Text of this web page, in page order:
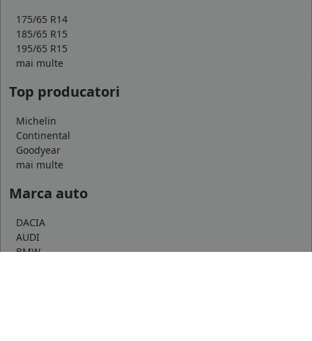
175/65 R14
185/65 R15
195/65 R15
mai multe
Top producatori
Michelin
Continental
Goodyear
mai multe
Marca auto
DACIA
AUDI
BMW